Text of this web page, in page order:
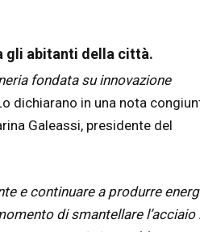
gli abitanti della città.
fondata su innovazione
dichiarano in una nota
Galeassi, presidente del
e continuare a produrre
di smantellare l’acciaio